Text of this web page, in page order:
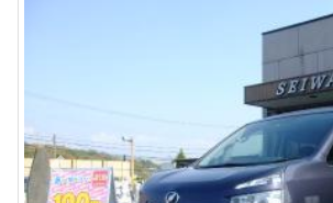
Previous